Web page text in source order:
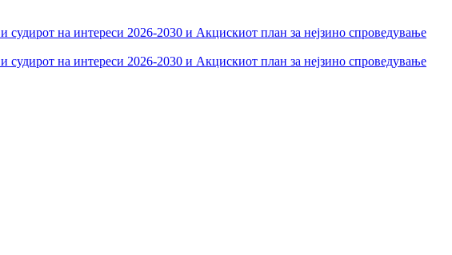
судирот на интереси 2026-2030 и Акцискиот план за нејзино спроведување
судирот на интереси 2026-2030 и Акцискиот план за нејзино спроведување